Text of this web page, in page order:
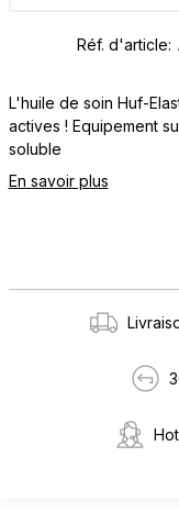
Réf. d'article:
L'huile de soin Huf-
actives ! Equipement
soluble
En savoir plus